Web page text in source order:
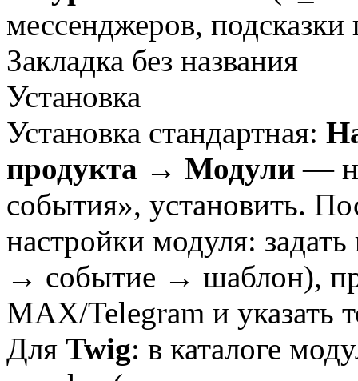
мессенджеров,
Закладка без названия
Установка
Установка стандартная:
продукта → Модули —
события», установить.
настройки модуля:
→ событие → шаблон),
MAX/Telegram и указать
Для Twig: в каталоге